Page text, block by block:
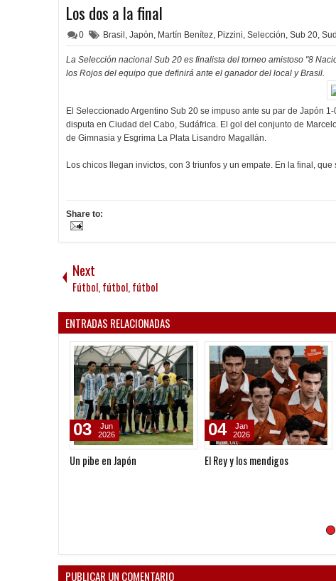
Los dos a la final
0 Brasil , Japón, Martín Benítez, Pizzini, Selección, Sub 20,
La Selección nacional Sub 20 es finalista del torneo amistoso "8
los Rojos del equipo que definirá ante el ganador del local y Brasil.
El Seleccionado Argentino Sub 20 se impuso ante su par de Japón
disputa en Ciudad del Cabo, Sudáfrica. El gol del conjunto de
de Gimnasia y Esgrima La Plata Lisandro Magallán.
Los chicos llegan invictos, con 3 triunfos y un empate. En la final,
Share to:
Next
Fútbol, fútbol, fútbol
ENTRADAS RELACIONADAS
Triunfo de la Sub 17 ante Japón
14
Nov
2023
Yu Kawakubo: "Independiente
22
May
2023
PUBLICAR UN COMENTARIO